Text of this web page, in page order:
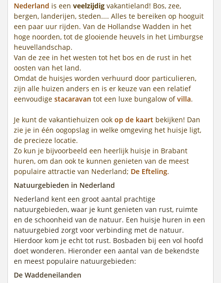
Nederland is een veelzijdig vakantieland! Bos, zee,
bergen, landerijen, steden.... Alles te bereiken op hooguit
een paar uur rijden. Van de Hollandse Wadden in het
hoge noorden, tot de glooiende heuvels in het Limburgse
heuvellandschap.
Van de zee in het westen tot het bos en de rust in het
oosten van het land.
Omdat de huisjes worden verhuurd door particulieren,
zijn alle huizen anders en is er keuze van een relatief
eenvoudige stacaravan tot een luxe bungalow ofvilla.
Je kunt de vakantiehuizen ook op de kaart bekijken! Dan
zie je in één oogopslag in welke omgeving het huisje ligt,
de precieze locatie.
Zo kun je bijvoorbeeld een heerlijk huisje in Brabant
huren, om dan ook te kunnen genieten van de meest
populaire attractie van Nederland; De Efteling.
Natuurgebieden in Nederland
Nederland kent een groot aantal prachtige
natuurgebieden, waar je kunt genieten van rust, ruimte
en de schoonheid van de natuur. Een huisje huren in een
natuurgebied zorgt voor verbinding met de natuur.
Hierdoor kom je echt tot rust. Bosbaden bij een vol hoofd
doet wonderen. Hieronder een aantal van de bekendste
en meest populaire natuurgebieden:
De Waddeneilanden